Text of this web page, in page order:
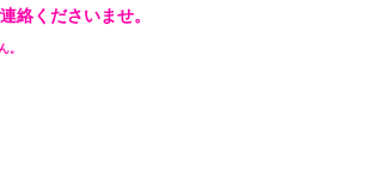
絡くださいませ。
。